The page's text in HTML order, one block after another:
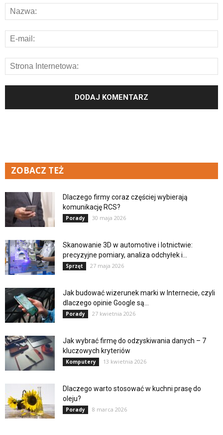
ZOBACZ TEŻ
Dlaczego firmy coraz częściej wybierają
komunikację RCS?
Porady 30 maja 2026
Skanowanie 3D w automotive i lotnictwie:
precyzyjne pomiary, analiza odchyłek i...
Sprzęt 27 maja 2026
Jak budować wizerunek marki w Internecie, czyli
dlaczego opinie Google są...
Porady 27 kwietnia 2026
Jak wybrać firmę do odzyskiwania danych – 7
kluczowych kryteriów
Komputery 13 kwietnia 2026
Dlaczego warto stosować w kuchni prasę do
oleju?
Porady 8 marca 2026